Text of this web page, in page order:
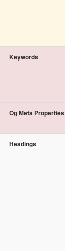
Keywords
Og Meta Properties
Headings